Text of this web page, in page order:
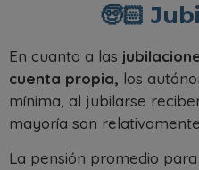
🧓🏻
En cuanto a las
cuenta propia, los
mínima, al jubilarse
mayoría son
La pensión promedio